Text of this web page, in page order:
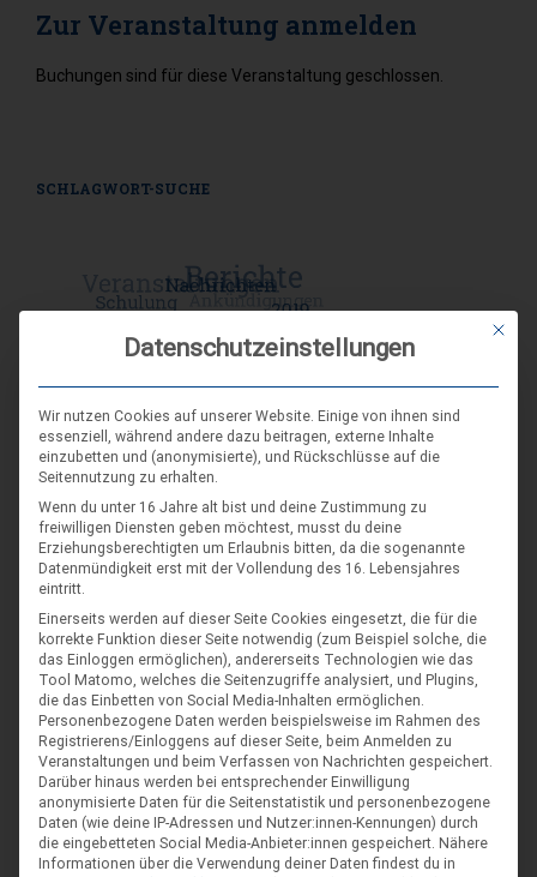
Zur Veranstaltung anmelden
Buchungen sind für diese Veranstaltung geschlossen.
SCHLAGWORT-SUCHE
DIE NÄCHSTEN VERANSTALTUNGEN
ARR|JEL Sommertreffen 2026
21. Aug. 26
Blankenburg (Harz)-Wienrode
Landes-NAP 2026
4. Sep. 26
Mit
Datenschutzeinstellungen
Wir nutzen Cookies auf unserer Website. Einige von ihnen sind
essenziell, während andere dazu beitragen, externe Inhalte
einzubetten und (anonymisierte), und Rückschlüsse auf die
Seitennutzung zu erhalten.
Wenn du unter 16 Jahre alt bist und deine Zustimmung zu
freiwilligen Diensten geben möchtest, musst du deine
Erziehungsberechtigten um Erlaubnis bitten, da die sogenannte
Datenmündigkeit erst mit der Vollendung des 16. Lebensjahres
eintritt.
Einerseits werden auf dieser Seite Cookies eingesetzt, die für die
korrekte Funktion dieser Seite notwendig (zum Beispiel solche, die
das Einloggen ermöglichen), andererseits Technologien wie das
Tool Matomo, welches die Seitenzugriffe analysiert, und Plugins,
die das Einbetten von Social Media-Inhalten ermöglichen.
Personenbezogene Daten werden beispielsweise im Rahmen des
Registrierens/Einloggens auf dieser Seite, beim Anmelden zu
Veranstaltungen und beim Verfassen von Nachrichten gespeichert.
Darüber hinaus werden bei entsprechender Einwilligung
anonymisierte Daten für die Seitenstatistik und personenbezogene
Daten (wie deine IP-Adressen und Nutzer:innen-Kennungen) durch
die eingebetteten Social Media-Anbieter:innen gespeichert. Nähere
Informationen über die Verwendung deiner Daten findest du in